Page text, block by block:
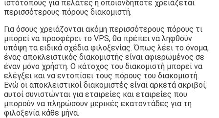
ιστότοπους για πελάτες ή οποιονδήποτε χρειάζεται
περισσότερους πόρους διακομιστή.
Για όσους χρειάζονται ακόμη περισσότερους πόρους τι
μπορεί να προσφέρει το VPS, θα πρέπει να ληφθούν
υπόψη τα ειδικά σχέδια φιλοξενίας. Όπως λέει το όνομα,
ένας αποκλειστικός διακομιστής είναι αφιερωμένος σε
έναν μόνο χρήστη. Ο κάτοχος του διακομιστή μπορεί να
ελέγξει και να εντοπίσει τους πόρους του διακομιστή.
Ενώ οι αποκλειστικοί διακομιστές είναι αρκετά ακριβοί,
αυτοί συνιστώνται για εταιρείες και εταιρείες που
μπορούν να πληρώσουν μερικές εκατοντάδες για τη
φιλοξενία κάθε μήνα.